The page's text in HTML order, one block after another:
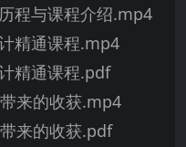
与课程介绍.mp4
通课程.mp4
通课程.pdf
的收获.mp4
的收获.pdf